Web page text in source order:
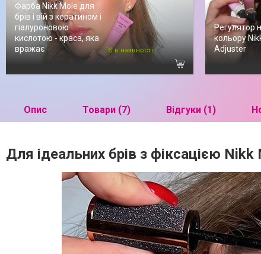
Фарба Nikk Mole для
брів і вій з кератином і
гіалуроновою
кислотою - краса, яка
вражає
Є в наявності
Регулятор
кольору
Adjuster
Опис Товари (7) Відгуки (1)
Для ідеальних брів з фіксацією